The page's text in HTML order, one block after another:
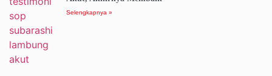
Selengkapnya »